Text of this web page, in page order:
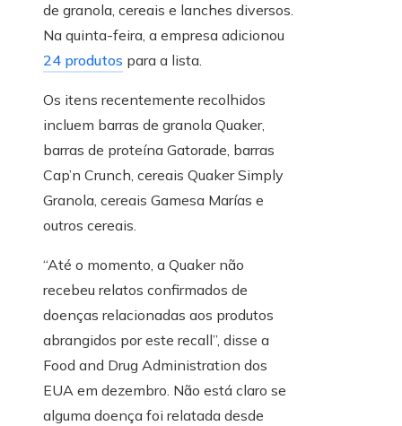
de granola, cereais e lanches diversos.
Na quinta-feira, a empresa adicionou
24 produtos para a lista.
Os itens recentemente recolhidos
incluem barras de granola Quaker,
barras de proteína Gatorade, barras
Cap’n Crunch, cereais Quaker Simply
Granola, cereais Gamesa Marías e
outros cereais.
“Até o momento, a Quaker não
recebeu relatos confirmados de
doenças relacionadas aos produtos
abrangidos por este recall”, disse a
Food and Drug Administration dos
EUA em dezembro. Não está claro se
alguma doença foi relatada desde